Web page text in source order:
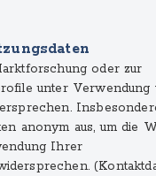
oder zur
unter Verwendung
anonym aus, um die
Ihrer